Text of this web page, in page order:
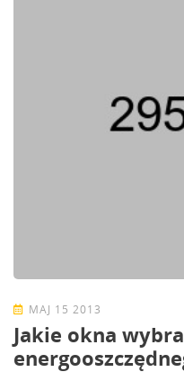
MAJ 15 2013
Jakie okna